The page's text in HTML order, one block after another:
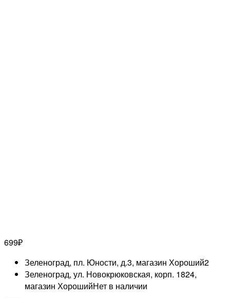
699₽
Зеленоград, пл. Юности, д.3, магазин Хороший2
Зеленоград, ул. Новокрюковская, корп. 1824,
магазин ХорошийНет в наличии